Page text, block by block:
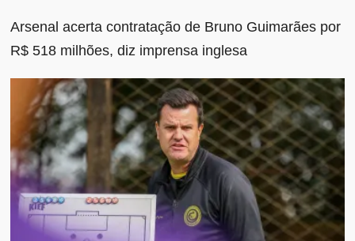
Arsenal acerta contratação de Bruno Guimarães por
R$ 518 milhões, diz imprensa inglesa